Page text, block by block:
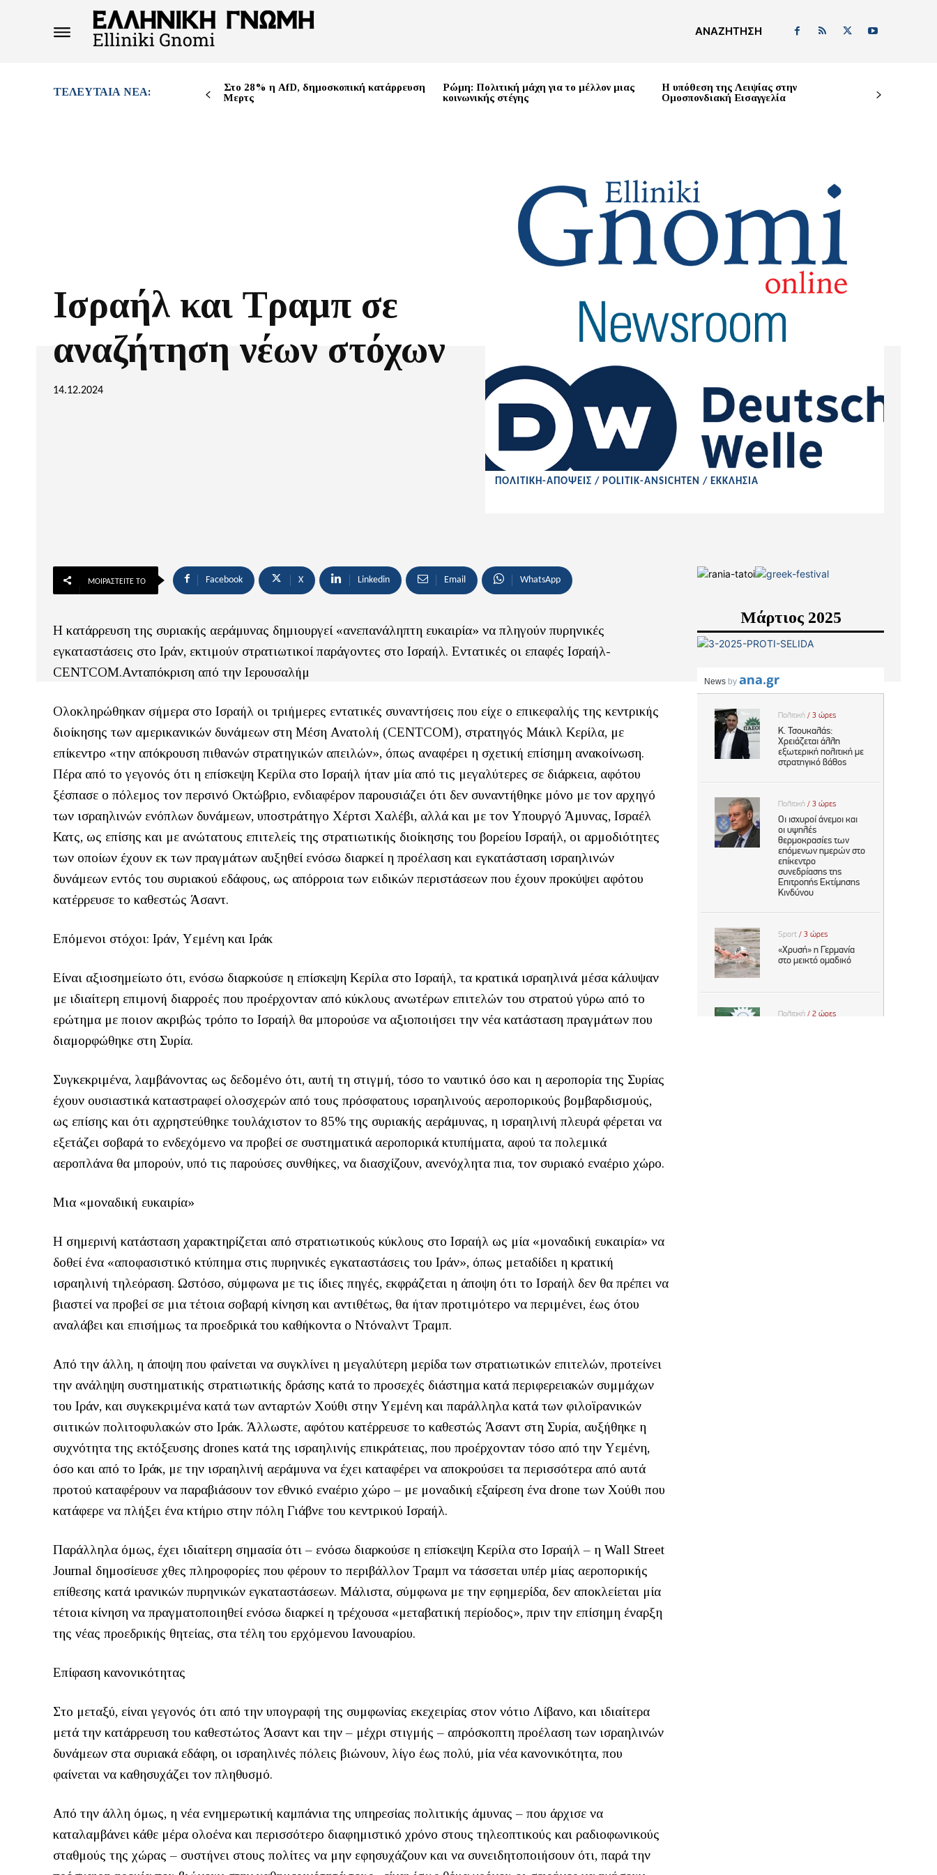
ΑΝΑΖΉΤΗΣΗ
ΤΕΛΕΥΤΑΊΑ ΝΈΑ:
Στο 28% η AfD, δημοσκοπική κατάρρευση
Μερτς
Ρώμη: Πολιτική μάχη για το μέλλον μιας
κοινωνικής στέγης
Η υπόθεση της Λειψίας στην
Ομοσπονδιακή Εισαγγελία
Ισραήλ και Τραμπ σε
αναζήτηση νέων στόχων
14.12.2024
ΠΟΛΙΤΙΚΗ-ΑΠΟΨΕΙΣ / POLITIK-ANSICHTEN / ΕΚΚΛΗΣΙΑ
ΜΟΙΡΑΣΤΕΊΤΕ ΤΟ Facebook X Linkedin Email WhatsApp
Η κατάρρευση της συριακής αεράμυνας δημιουργεί «ανεπανάληπτη ευκαιρία» να πληγούν πυρηνικές
εγκαταστάσεις στο Ιράν, εκτιμούν στρατιωτικοί παράγοντες στο Ισραήλ. Εντατικές οι επαφές Ισραήλ-
CENTCOM.Ανταπόκριση από την Ιερουσαλήμ
Ολοκληρώθηκαν σήμερα στο Ισραήλ oι τριήμερες εντατικές συναντήσεις που είχε ο επικεφαλής της κεντρικής
διοίκησης των αμερικανικών δυνάμεων στη Μέση Ανατολή (CENTCOM), στρατηγός Μάικλ Κερίλα, με
επίκεντρο «την απόκρουση πιθανών στρατηγικών απειλών», όπως αναφέρει η σχετική επίσημη ανακοίνωση.
Πέρα από το γεγονός ότι η επίσκεψη Κερίλα στο Ισραήλ ήταν μία από τις μεγαλύτερες σε διάρκεια, αφότου
ξέσπασε ο πόλεμος τον περσινό Οκτώβριο, ενδιαφέρον παρουσιάζει ότι δεν συναντήθηκε μόνο με τον αρχηγό
των ισραηλινών ενόπλων δυνάμεων, υποστράτηγο Χέρτσι Χαλέβι, αλλά και με τον Υπουργό Άμυνας, Ισραέλ
Κατς, ως επίσης και με ανώτατους επιτελείς της στρατιωτικής διοίκησης του βορείου Ισραήλ, οι αρμοδιότητες
των οποίων έχουν εκ των πραγμάτων αυξηθεί ενόσω διαρκεί η προέλαση και εγκατάσταση ισραηλινών
δυνάμεων εντός του συριακού εδάφους, ως απόρροια των ειδικών περιστάσεων που έχουν προκύψει αφότου
κατέρρευσε το καθεστώς Άσαντ.
Επόμενοι στόχοι: Ιράν, Υεμένη και Ιράκ
Είναι αξιοσημείωτο ότι, ενόσω διαρκούσε η επίσκεψη Κερίλα στο Ισραήλ, τα κρατικά ισραηλινά μέσα κάλυψαν
με ιδιαίτερη επιμονή διαρροές που προέρχονταν από κύκλους ανωτέρων επιτελών του στρατού γύρω από το
ερώτημα με ποιον ακριβώς τρόπο το Ισραήλ θα μπορούσε να αξιοποιήσει την νέα κατάσταση πραγμάτων που
διαμορφώθηκε στη Συρία.
Συγκεκριμένα, λαμβάνοντας ως δεδομένο ότι, αυτή τη στιγμή, τόσο το ναυτικό όσο και η αεροπορία της Συρίας
έχουν ουσιαστικά καταστραφεί ολοσχερών από τους πρόσφατους ισραηλινούς αεροπορικούς βομβαρδισμούς,
ως επίσης και ότι αχρηστεύθηκε τουλάχιστον το 85% της συριακής αεράμυνας, η ισραηλινή πλευρά φέρεται να
εξετάζει σοβαρά το ενδεχόμενο να προβεί σε συστηματικά αεροπορικά κτυπήματα, αφού τα πολεμικά
αεροπλάνα θα μπορούν, υπό τις παρούσες συνθήκες, να διασχίζουν, ανενόχλητα πια, τον συριακό εναέριο χώρο.
Μια «μοναδική ευκαιρία»
Η σημερινή κατάσταση χαρακτηρίζεται από στρατιωτικούς κύκλους στο Ισραήλ ως μία «μοναδική ευκαιρία» να
δοθεί ένα «αποφασιστικό κτύπημα στις πυρηνικές εγκαταστάσεις του Ιράν», όπως μεταδίδει η κρατική
ισραηλινή τηλεόραση. Ωστόσο, σύμφωνα με τις ίδιες πηγές, εκφράζεται η άποψη ότι το Ισραήλ δεν θα πρέπει να
βιαστεί να προβεί σε μια τέτοια σοβαρή κίνηση και αντιθέτως, θα ήταν προτιμότερο να περιμένει, έως ότου
αναλάβει και επισήμως τα προεδρικά του καθήκοντα ο Ντόναλντ Τραμπ.
Από την άλλη, η άποψη που φαίνεται να συγκλίνει η μεγαλύτερη μερίδα των στρατιωτικών επιτελών, προτείνει
την ανάληψη συστηματικής στρατιωτικής δράσης κατά το προσεχές διάστημα κατά περιφερειακών συμμάχων
του Ιράν, και συγκεκριμένα κατά των ανταρτών Χούθι στην Υεμένη και παράλληλα κατά των φιλοϊρανικών
σιιτικών πολιτοφυλακών στο Ιράκ. Άλλωστε, αφότου κατέρρευσε το καθεστώς Άσαντ στη Συρία, αυξήθηκε η
συχνότητα της εκτόξευσης drones κατά της ισραηλινής επικράτειας, που προέρχονταν τόσο από την Υεμένη,
όσο και από το Ιράκ, με την ισραηλινή αεράμυνα να έχει καταφέρει να αποκρούσει τα περισσότερα από αυτά
προτού καταφέρουν να παραβιάσουν τον εθνικό εναέριο χώρο – με μοναδική εξαίρεση ένα drone των Χούθι που
κατάφερε να πλήξει ένα κτήριο στην πόλη Γιάβνε του κεντρικού Ισραήλ.
Παράλληλα όμως, έχει ιδιαίτερη σημασία ότι – ενόσω διαρκούσε η επίσκεψη Κερίλα στο Ισραήλ – η Wall Street
Journal δημοσίευσε χθες πληροφορίες που φέρουν το περιβάλλον Τραμπ να τάσσεται υπέρ μίας αεροπορικής
επίθεσης κατά ιρανικών πυρηνικών εγκαταστάσεων. Μάλιστα, σύμφωνα με την εφημερίδα, δεν αποκλείεται μία
τέτοια κίνηση να πραγματοποιηθεί ενόσω διαρκεί η τρέχουσα «μεταβατική περίοδος», πριν την επίσημη έναρξη
της νέας προεδρικής θητείας, στα τέλη του ερχόμενου Ιανουαρίου.
Επίφαση κανονικότητας
Στο μεταξύ, είναι γεγονός ότι από την υπογραφή της συμφωνίας εκεχειρίας στον νότιο Λίβανο, και ιδιαίτερα
μετά την κατάρρευση του καθεστώτος Άσαντ και την – μέχρι στιγμής – απρόσκοπτη προέλαση των ισραηλινών
δυνάμεων στα συριακά εδάφη, οι ισραηλινές πόλεις βιώνουν, λίγο έως πολύ, μία νέα κανονικότητα, που
φαίνεται να καθησυχάζει τον πληθυσμό.
Από την άλλη όμως, η νέα ενημερωτική καμπάνια της υπηρεσίας πολιτικής άμυνας – που άρχισε να
καταλαμβάνει κάθε μέρα ολοένα και περισσότερο διαφημιστικό χρόνο στους τηλεοπτικούς και ραδιοφωνικούς
σταθμούς της χώρας – συστήνει στους πολίτες να μην εφησυχάζουν και να συνειδητοποιήσουν ότι, παρά την
Μάρτιος 2025